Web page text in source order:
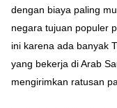
dengan biaya paling
negara tujuan populer
ini karena ada banyak
yang bekerja di Arab
mengirimkan ratusan